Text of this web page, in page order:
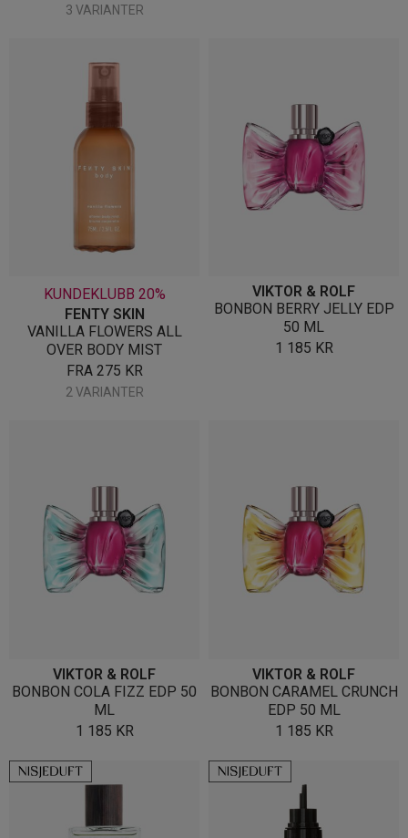
3 VARIANTER
KUNDEKLUBB 20%
FENTY SKIN
VANILLA FLOWERS ALL
OVER BODY MIST
FRA 275 KR
2 VARIANTER
VIKTOR & ROLF
BONBON BERRY JELLY EDP
50 ML
1 185 KR
VIKTOR & ROLF
BONBON COLA FIZZ EDP 50
ML
1 185 KR
VIKTOR & ROLF
BONBON CARAMEL CRUNCH
EDP 50 ML
1 185 KR